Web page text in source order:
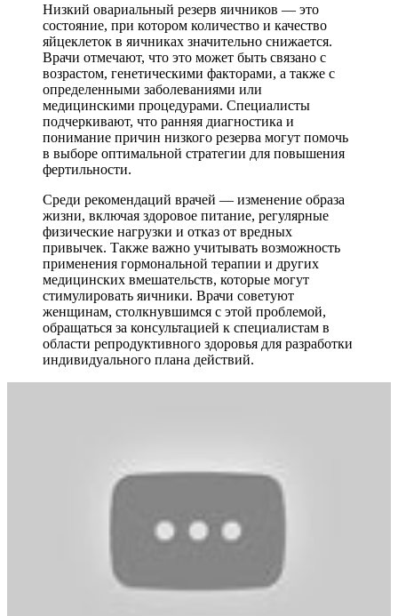
Низкий овариальный резерв яичников — это
состояние, при котором количество и качество
яйцеклеток в яичниках значительно снижается.
Врачи отмечают, что это может быть связано с
возрастом, генетическими факторами, а также с
определенными заболеваниями или
медицинскими процедурами. Специалисты
подчеркивают, что ранняя диагностика и
понимание причин низкого резерва могут помочь
в выборе оптимальной стратегии для повышения
фертильности.
Среди рекомендаций врачей — изменение образа
жизни, включая здоровое питание, регулярные
физические нагрузки и отказ от вредных
привычек. Также важно учитывать возможность
применения гормональной терапии и других
медицинских вмешательств, которые могут
стимулировать яичники. Врачи советуют
женщинам, столкнувшимся с этой проблемой,
обращаться за консультацией к специалистам в
области репродуктивного здоровья для разработки
индивидуального плана действий.